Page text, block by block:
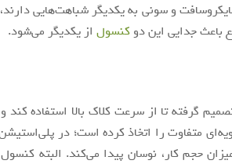
و سونی به یکدیگر شباهت‌هایی دارند،
باعث جدایی این دو کنسول از یکدیگر می‌شود.
گرفته تا از سرعت کلاک بالا استفاده کند
حجم‌ کار، نوسان پیدا می‌کند. البته کنسول